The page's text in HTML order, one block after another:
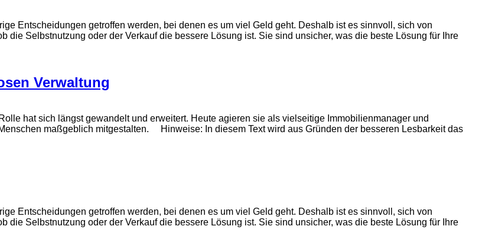
Entscheidungen getroffen werden, bei denen es um viel Geld geht. Deshalb ist es sinnvoll, sich von
die Selbstnutzung oder der Verkauf die bessere Lösung ist. Sie sind unsicher, was die beste Lösung für Ihre
Verwaltung
hat sich längst gewandelt und erweitert. Heute agieren sie als vielseitige Immobilienmanager und
maßgeblich mitgestalten. Hinweise: In diesem Text wird aus Gründen der besseren Lesbarkeit das
Entscheidungen getroffen werden, bei denen es um viel Geld geht. Deshalb ist es sinnvoll, sich von
die Selbstnutzung oder der Verkauf die bessere Lösung ist. Sie sind unsicher, was die beste Lösung für Ihre